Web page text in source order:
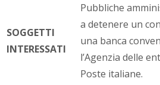
SOGGETTI
INTERESSATI
Pubbliche
a detenere un
una banca
l’Agenzia delle
Poste italiane.